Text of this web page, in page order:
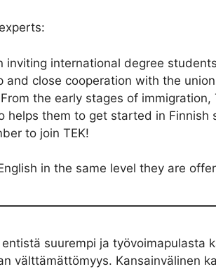
international degree
close cooperation with the
the early stages of immigration,
them to get started in
to join TEK!
in the same level they are
suurempi ja työvoimapulasta
välttämättömyys. Kansainvälinen